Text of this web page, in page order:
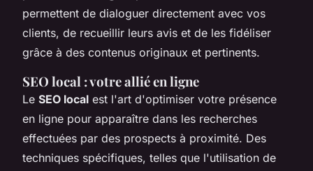
permettent de dialoguer directement avec vos
clients, de recueillir leurs avis et de les fidéliser
grâce à des contenus originaux et pertinents.
SEO local : votre allié en ligne
Le SEO local est l'art d'optimiser votre présence
en ligne pour apparaître dans les recherches
effectuées par des prospects à proximité. Des
techniques spécifiques, telles que l'utilisation de